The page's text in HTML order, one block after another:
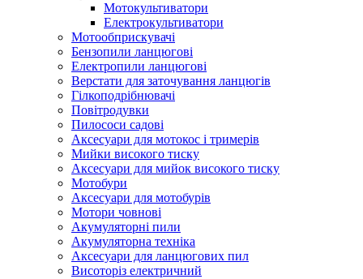
Мотокультиватори
Електрокультиватори
Мотообприскувачі
Бензопили ланцюгові
Електропили ланцюгові
Верстати для заточування ланцюгів
Гілкоподрібнювачі
Повітродувки
Пилососи садові
Аксесуари для мотокос і тримерів
Мийки високого тиску
Аксесуари для мийок високого тиску
Мотобури
Аксесуари для мотобурів
Мотори човнові
Акумуляторні пили
Акумуляторна техніка
Аксесуари для ланцюгових пил
Висоторіз електричний